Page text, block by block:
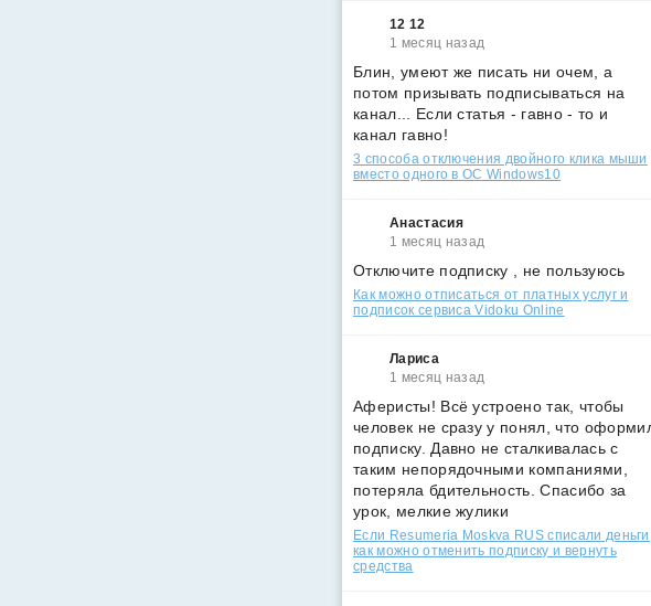
12 12
1 месяц назад
Блин, умеют же писать ни очем, а
потом призывать подписываться на
канал... Если статья - гавно - то и
канал гавно!
3 способа отключения двойного клика мыши
вместо одного в ОС Windows10
Анастасия
1 месяц назад
Отключите подписку , не пользуюсь
Как можно отписаться от платных услуг и
подписок сервиса Vidoku Online
Лариса
1 месяц назад
Аферисты! Всё устроено так, чтобы
человек не сразу у понял, что
подписку. Давно не сталкивалась с
таким непорядочными компаниями,
потеряла бдительность. Спасибо за
урок, мелкие жулики
Если Resumeria Moskva RUS списали
как можно отменить подписку и вернуть
средства